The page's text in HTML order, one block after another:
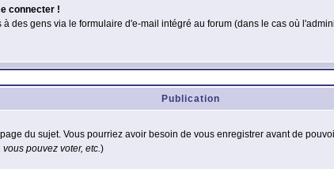
connecter !
des gens via le formulaire d'e-mail intégré au forum (dans le cas où
Publication
du sujet. Vous pourriez avoir besoin de vous enregistrer avant de
pouvez voter, etc.)